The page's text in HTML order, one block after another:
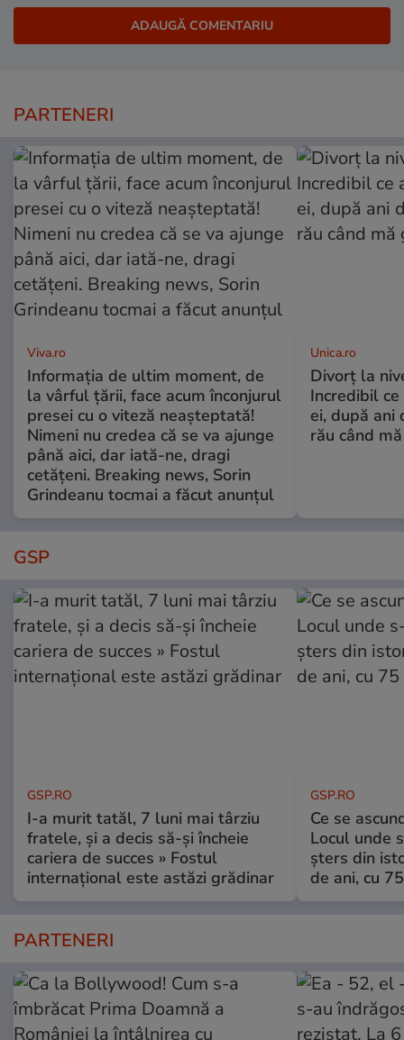
PARTENERI
Viva.ro
Informația de ultim moment, de
la vârful țării, face acum înconjurul
presei cu o viteză neașteptată!
Nimeni nu credea că se va ajunge
până aici, dar iată-ne, dragi
cetățeni. Breaking news, Sorin
Grindeanu tocmai a făcut anunțul
Unica.ro
Divorț la
Incredibil
ei, după ani
rău când
GSP
GSP.RO
I-a murit tatăl, 7 luni mai târziu
fratele, și a decis să-și încheie
cariera de succes » Fostul
internațional este astăzi grădinar
GSP.RO
Ce se
Locul unde
șters din
de ani, cu
PARTENERI